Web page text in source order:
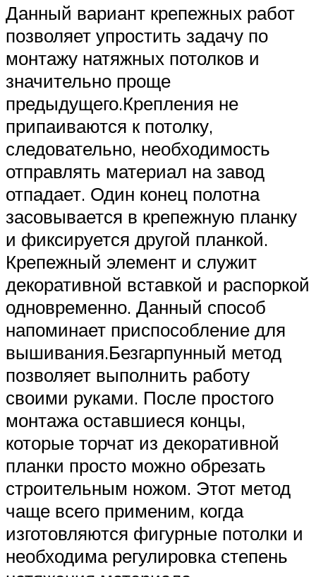
Данный вариант крепежных работ
позволяет упростить задачу по
монтажу натяжных потолков и
значительно проще
предыдущего.Крепления не
припаиваются к потолку,
следовательно, необходимость
отправлять материал на завод
отпадает. Один конец полотна
засовывается в крепежную планку
и фиксируется другой планкой.
Крепежный элемент и служит
декоративной вставкой и распоркой
одновременно. Данный способ
напоминает приспособление для
вышивания.Безгарпунный метод
позволяет выполнить работу
своими руками. После простого
монтажа оставшиеся концы,
которые торчат из декоративной
планки просто можно обрезать
строительным ножом. Этот метод
чаще всего применим, когда
изготовляются фигурные потолки и
необходима регулировка степень